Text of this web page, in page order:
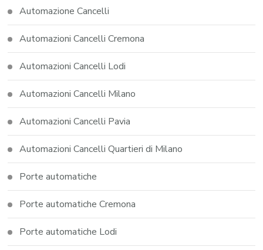
Automazione Cancelli
Automazioni Cancelli Cremona
Automazioni Cancelli Lodi
Automazioni Cancelli Milano
Automazioni Cancelli Pavia
Automazioni Cancelli Quartieri di Milano
Porte automatiche
Porte automatiche Cremona
Porte automatiche Lodi